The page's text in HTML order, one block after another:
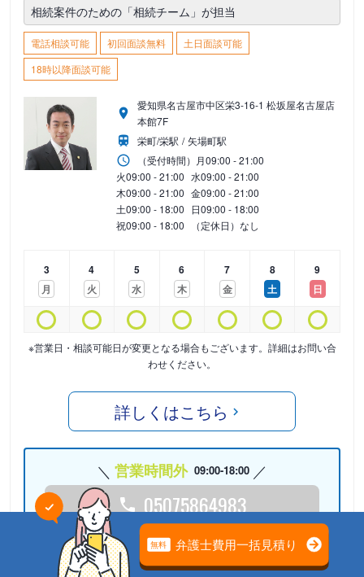
相続案件のための「相続チーム」が担当
電話相談可能 初回面談無料
土日面談可能
18時以降面談可能
愛知県名古屋市中区栄3-16-1 松坂屋名古屋店
本館7F
栄町/栄駅
矢場町駅
（受付時間） 月09:00 - 21:00
火09:00 - 21:00 水09:00 - 21:00
木09:00 - 21:00 金09:00 - 21:00
土09:00 - 18:00 日09:00 - 18:00
祝09:00 - 18:00 （定休日）なし
3
月
4
火
5
水
6
木
7
金
8
土
9
日
※営業日・相談可能日が変更となる場合もございます。詳細はお問い合
わせください。
詳しくはこちら
営業時間外 09:00-18:00
05075864983
24時間受付中